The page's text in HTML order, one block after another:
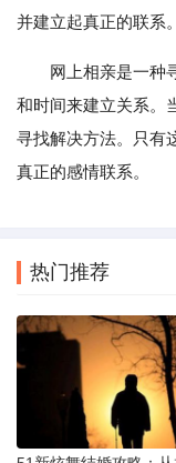
并建立起真正的联系。
网上相亲是一种
和时间来建立关系。
寻找解决方法。只有
真正的感情联系。
热门推荐